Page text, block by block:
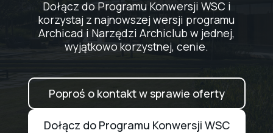
Dołącz do Programu Konwersji WSC i
korzystaj z najnowszej wersji programu
Archicad i Narzędzi Archiclub w jednej,
wyjątkowo korzystnej, cenie.
Poproś o kontakt w sprawie oferty
Dołącz do Programu Konwersji WSC